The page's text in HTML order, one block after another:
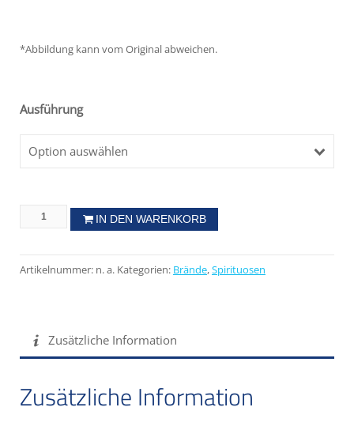
*Abbildung kann vom Original abweichen.
Ausführung
Option auswählen
IN DEN WARENKORB
Artikelnummer: n. a. Kategorien: Brände,Spirituosen
Zusätzliche Information
Zusätzliche Information